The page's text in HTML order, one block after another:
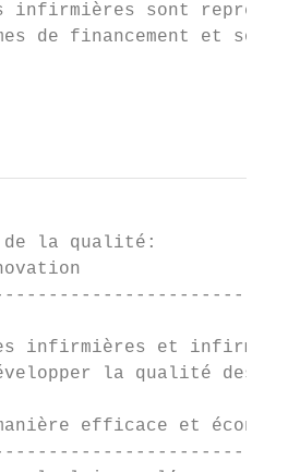
infirmières sont
de financement et sont
de la qualité:
infirmières et
la qualité des
efficace et